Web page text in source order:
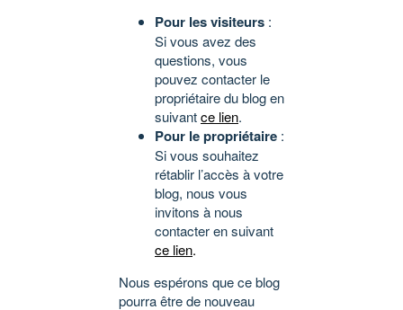
Pour les visiteurs :
Si vous avez des
questions, vous
pouvez contacter le
propriétaire du blog en
suivantce lien.
Pour le propriétaire :
Si vous souhaitez
rétablir l’accès à votre
blog, nous vous
invitons à nous
contacter en suivant
ce lien.
Nous espérons que ce blog
pourra être de nouveau